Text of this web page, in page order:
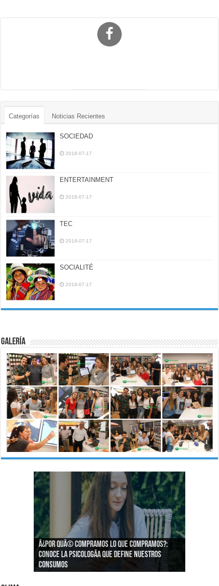
Categorías Noticias Recientes
SOCIEDAD
2018-07-17
ENTERTAINMENT
2018-07-17
TEC
2018-07-17
SOCIALITÉ
2018-07-17
Galería
Â¿CÃ³mo podemos asegurar un espacio de
igualdad en el trabajo?
Â¿Por quÃ© compramos lo que compramos?:
Conoce la psicologÃ­a que define nuestros
consumos